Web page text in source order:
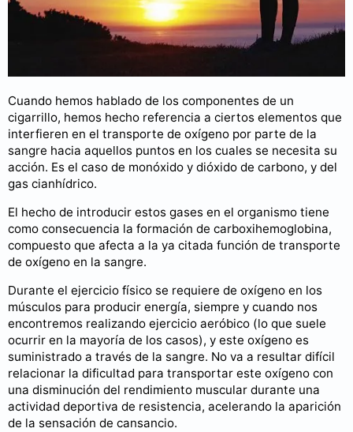
Cuando hemos hablado de los componentes de un
cigarrillo, hemos hecho referencia a ciertos elementos que
interfieren en el transporte de oxígeno por parte de la
sangre hacia aquellos puntos en los cuales se necesita su
acción. Es el caso de monóxido y dióxido de carbono, y del
gas cianhídrico.
El hecho de introducir estos gases en el organismo tiene
como consecuencia la formación de carboxihemoglobina,
compuesto que afecta a la ya citada función de transporte
de oxígeno en la sangre.
Durante el ejercicio físico se requiere de oxígeno en los
músculos para producir energía, siempre y cuando nos
encontremos realizando ejercicio aeróbico (lo que suele
ocurrir en la mayoría de los casos), y este oxígeno es
suministrado a través de la sangre. No va a resultar difícil
relacionar la dificultad para transportar este oxígeno con
una disminución del rendimiento muscular durante una
actividad deportiva de resistencia, acelerando la aparición
de la sensación de cansancio.